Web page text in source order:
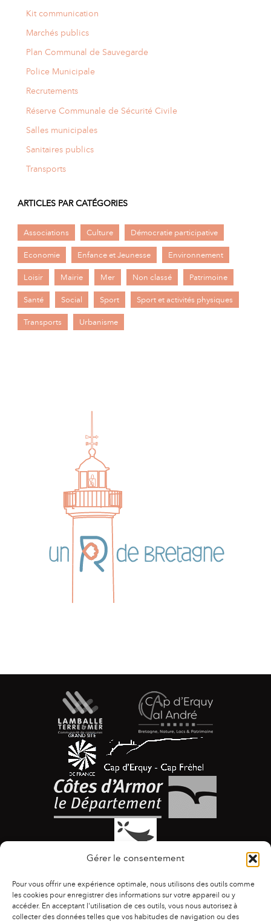
Gérer le consentement
Pour vous offrir une expérience optimale, nous utilisons des outils comme
les cookies pour enregistrer des informations sur votre appareil ou y
accéder. En acceptant l'utilisation de ces outils, vous nous autorisez à
collecter des données telles que vos habitudes de navigation ou des
Kit communication
Marchés publics
Plan Communal de Sauvegarde
Police Municipale
Recrutements
Réserve Communale de Sécurité Civile
Salles municipales
Sanitaires publics
Transports
ARTICLES PAR CATÉGORIES
Associations Culture Démocratie participative
Economie Enfance et Jeunesse Environnement
Loisir Mairie Mer Non classé Patrimoine
Santé Social Sport Sport et activités physiques
Transports Urbanisme